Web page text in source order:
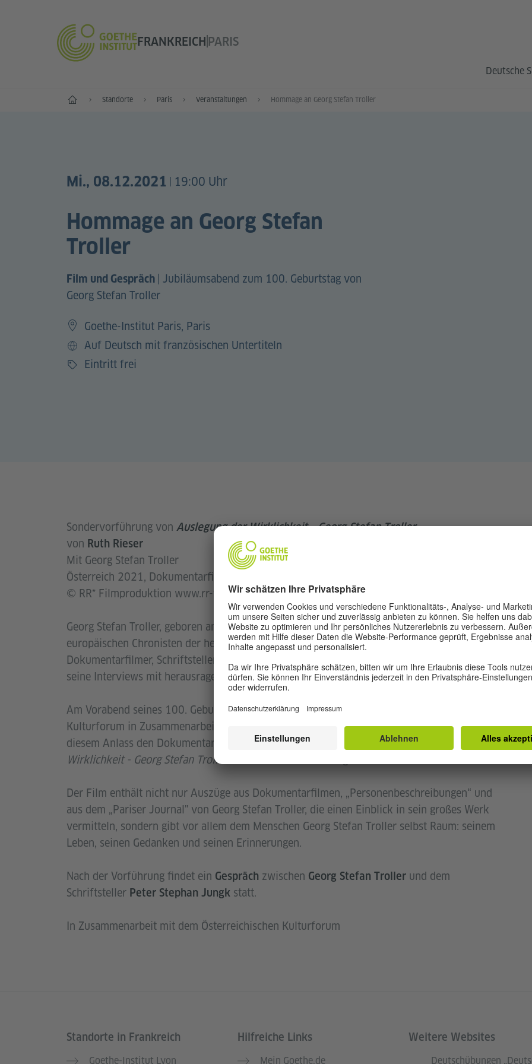
FRANKREICH PARIS
Deutsche
Start Standorte Paris Veranstaltungen Hommage an Georg Stefan Troller
Mi., 08.12.2021 19:00 Uhr
Hommage an Georg Stefan
Troller
Film und Gespräch
Jubiläumsabend zum 100. Geburtstag von
Georg Stefan Troller
Goethe-Institut Paris, Paris
Sprache
Auf Deutsch mit französischen Untertiteln
Preis
Eintritt frei
Sondervorführung von Auslegung der Wirklichkeit - Georg Stefan Troller
von Ruth Rieser
Mit Georg Stefan Troller
Österreich 2021, Dokumentarfilm, 121 Min., Originalfassung mit französischen Untertiteln
© RR* Filmproduktion www.rr-film.at
Georg Stefan Troller, geboren am 10. Dezember 1921 in Wien, ist einer der größten
europäischen Chronisten der heutigen Zeit. Mit einem umfassenden Werk als
Dokumentarfilmer, Schriftsteller, Drehbuchautor und Fernsehjournalist ist er vor allem für
seine Interviews mit herausragenden Persönlichkeiten des letzten Jahrhunderts bekannt.
Am Vorabend seines 100. Geburtstags erweisen das Goethe-Institut und das Österreichische
Kulturforum in Zusammenarbeit mit der RR* Filmproduktion ihm die Ehre und zeigen aus
diesem Anlass den Dokumentarfilm der Filmemacherin Ruth RieserAuslegung der
Wirklichkeit - Georg Stefan Troller
Der Film enthält nicht nur Auszüge aus Dokumentarfilmen, „Personenbeschreibungen“ und
aus dem „Pariser Journal" von Georg Stefan Troller, die einen Einblick in sein großes Werk
vermitteln, sondern gibt vor allem dem Menschen Georg Stefan Troller selbst Raum: seinem
Leben, seinen Gedanken und seinen Erinnerungen.
Nach der Vorführung findet ein Gespräch zwischen Georg Stefan Troller und dem
Schriftsteller Peter Stephan Jungk statt.
In Zusammenarbeit mit dem Österreichischen Kulturforum
Service- und Informationsbereich
Standorte in Frankreich
Goethe-Institut Lyon
Hilfreiche Links
Mein Goethe.de
Weitere Websites
Deutschübungen